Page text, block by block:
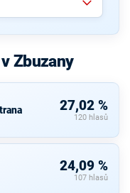
Zbuzany
27,02 %
120 hlasů
24,09 %
107 hlasů